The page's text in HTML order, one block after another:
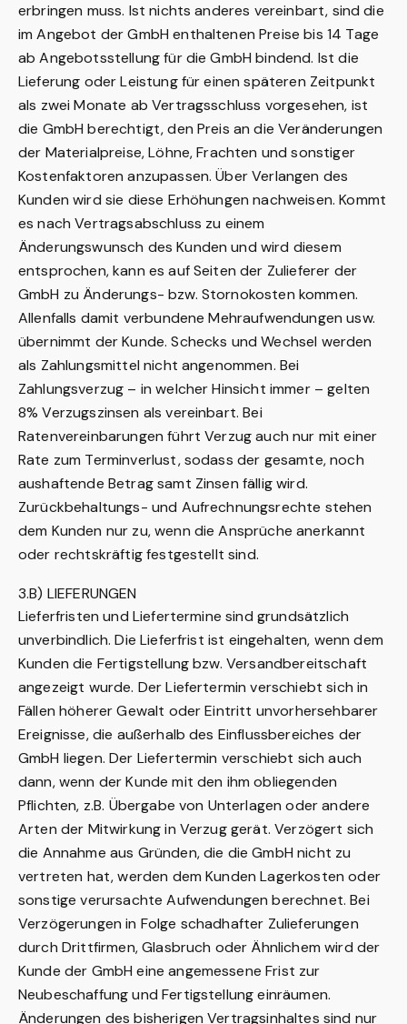
erbringen muss. Ist nichts anderes vereinbart, sind die
im Angebot der GmbH enthaltenen Preise bis 14 Tage
ab Angebotsstellung für die GmbH bindend. Ist die
Lieferung oder Leistung für einen späteren Zeitpunkt
als zwei Monate ab Vertragsschluss vorgesehen, ist
die GmbH berechtigt, den Preis an die Veränderungen
der Materialpreise, Löhne, Frachten und sonstiger
Kostenfaktoren anzupassen. Über Verlangen des
Kunden wird sie diese Erhöhungen nachweisen. Kommt
es nach Vertragsabschluss zu einem
Änderungswunsch des Kunden und wird diesem
entsprochen, kann es auf Seiten der Zulieferer der
GmbH zu Änderungs- bzw. Stornokosten kommen.
Allenfalls damit verbundene Mehraufwendungen usw.
übernimmt der Kunde. Schecks und Wechsel werden
als Zahlungsmittel nicht angenommen. Bei
Zahlungsverzug – in welcher Hinsicht immer – gelten
8% Verzugszinsen als vereinbart. Bei
Ratenvereinbarungen führt Verzug auch nur mit einer
Rate zum Terminverlust, sodass der gesamte, noch
aushaftende Betrag samt Zinsen fällig wird.
Zurückbehaltungs- und Aufrechnungsrechte stehen
dem Kunden nur zu, wenn die Ansprüche anerkannt
oder rechtskräftig festgestellt sind.
3.B) LIEFERUNGEN
Lieferfristen und Liefertermine sind grundsätzlich
unverbindlich. Die Lieferfrist ist eingehalten, wenn dem
Kunden die Fertigstellung bzw. Versandbereitschaft
angezeigt wurde. Der Liefertermin verschiebt sich in
Fällen höherer Gewalt oder Eintritt unvorhersehbarer
Ereignisse, die außerhalb des Einflussbereiches der
GmbH liegen. Der Liefertermin verschiebt sich auch
dann, wenn der Kunde mit den ihm obliegenden
Pflichten, z.B. Übergabe von Unterlagen oder andere
Arten der Mitwirkung in Verzug gerät. Verzögert sich
die Annahme aus Gründen, die die GmbH nicht zu
vertreten hat, werden dem Kunden Lagerkosten oder
sonstige verursachte Aufwendungen berechnet. Bei
Verzögerungen in Folge schadhafter Zulieferungen
durch Drittfirmen, Glasbruch oder Ähnlichem wird der
Kunde der GmbH eine angemessene Frist zur
Neubeschaffung und Fertigstellung einräumen.
Änderungen des bisherigen Vertragsinhaltes sind nur